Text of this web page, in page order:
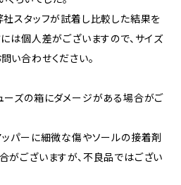
社スタッフが試着し比較した結果を
は個人差がございますので、サイズ
い合わせください。
ーズの箱にダメージがある場合がご
ッパーに細微な傷やソールの接着剤
がございますが、不良品ではござい